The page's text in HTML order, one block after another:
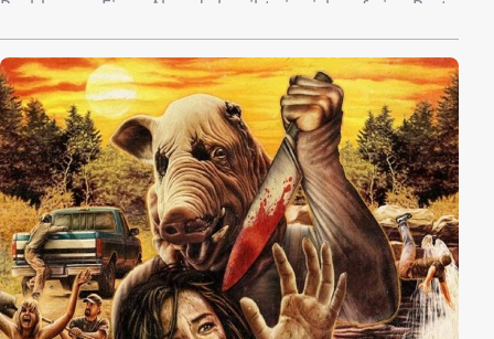
Problemen. Eines Abends begibt sie sich auf eine Party
und schläft, nachdem sie sich völlig betrunken hat, mit
einem ihr unbekannten Mann. Als sie am nächsten
Morgen aufwacht, fühlt sie sich unwohl und
befürchtet, dass sie sich eine Geschlechtskrankheit
zugezogen hat. Doch ihr Arzt kann zunächst nichts
Ungewöhnliches feststellen. Als ihre Symptome immer
schlimmer werden und sogar ihr Haar auszufallen
beginnt, ist jedoch klar, dass sie sich ihre Schmerzen
nicht einbildet. Doch nicht nur Samanthas Äußeres
verändert sich dramatisch, auch ihrer Familie und
Freunden gegenüber wird sie immer aggressiver, bis
diese sie kaum noch wiedererkennen.